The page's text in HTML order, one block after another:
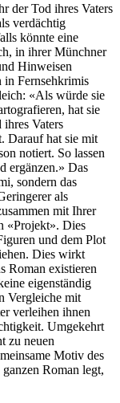
der Tod ihres Vaters
verdächtig
könnte eine
in ihrer Münchner
Hinweisen
in Fernsehkrimis
«Als würde sie
hat sie
Vaters
Darauf hat sie mit
notiert. So lassen
ergänzen.» Das
sondern das
als
mit Ihrer
«Projekt». Dies
und dem Plot
Dies wirkt
Roman existieren
eigenständig
Vergleiche mit
verleihen ihnen
Umgekehrt
zu neuen
Motiv des
Roman legt,